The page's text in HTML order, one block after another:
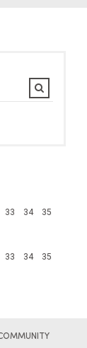
33 34 35
33 34 35